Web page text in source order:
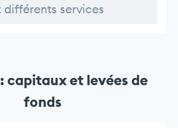
différents services
capitaux et levées de
fonds